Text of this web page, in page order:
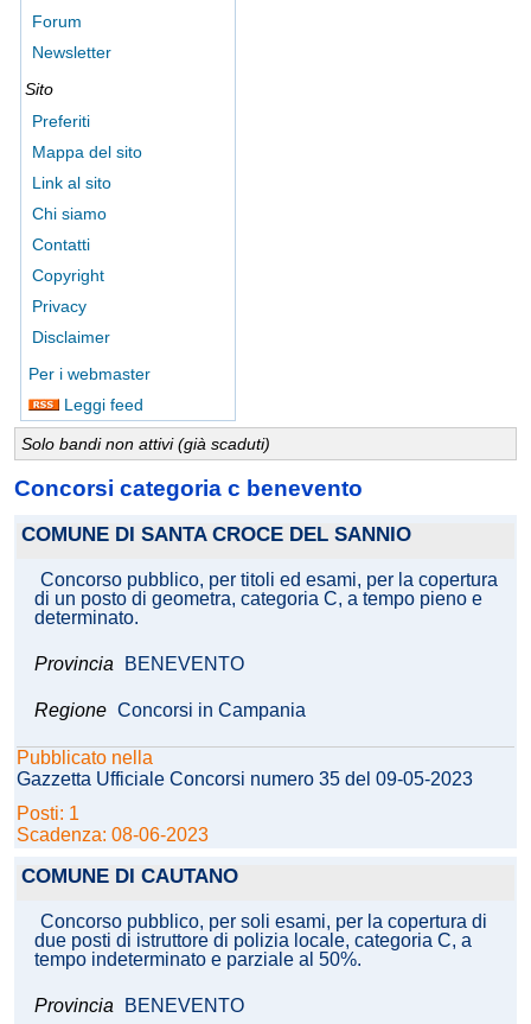
Forum
Newsletter
Sito
Preferiti
Mappa del sito
Link al sito
Chi siamo
Contatti
Copyright
Privacy
Disclaimer
Per i webmaster
Leggi feed
Solo bandi non attivi (già scaduti)
Concorsi categoria c benevento
COMUNE DI SANTA CROCE DEL SANNIO
Concorso pubblico, per titoli ed esami, per la copertura
di un posto di geometra, categoria C, a tempo pieno e
determinato.
Provincia BENEVENTO
Regione Concorsi in Campania
Pubblicato nella
Gazzetta Ufficiale Concorsi numero 35 del 09-05-2023
Posti: 1
Scadenza: 08-06-2023
COMUNE DI CAUTANO
Concorso pubblico, per soli esami, per la copertura di
due posti di istruttore di polizia locale, categoria C, a
tempo indeterminato e parziale al 50%.
Provincia BENEVENTO